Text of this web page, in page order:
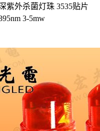
紫外杀菌灯珠 3535贴片
3-5mw